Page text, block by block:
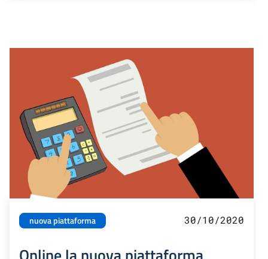
nuova piattaforma 30/10/2020